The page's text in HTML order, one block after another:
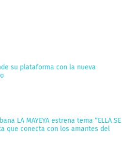
su plataforma con la nueva
LA MAYEYA estrena tema “ELLA SE
que conecta con los amantes del